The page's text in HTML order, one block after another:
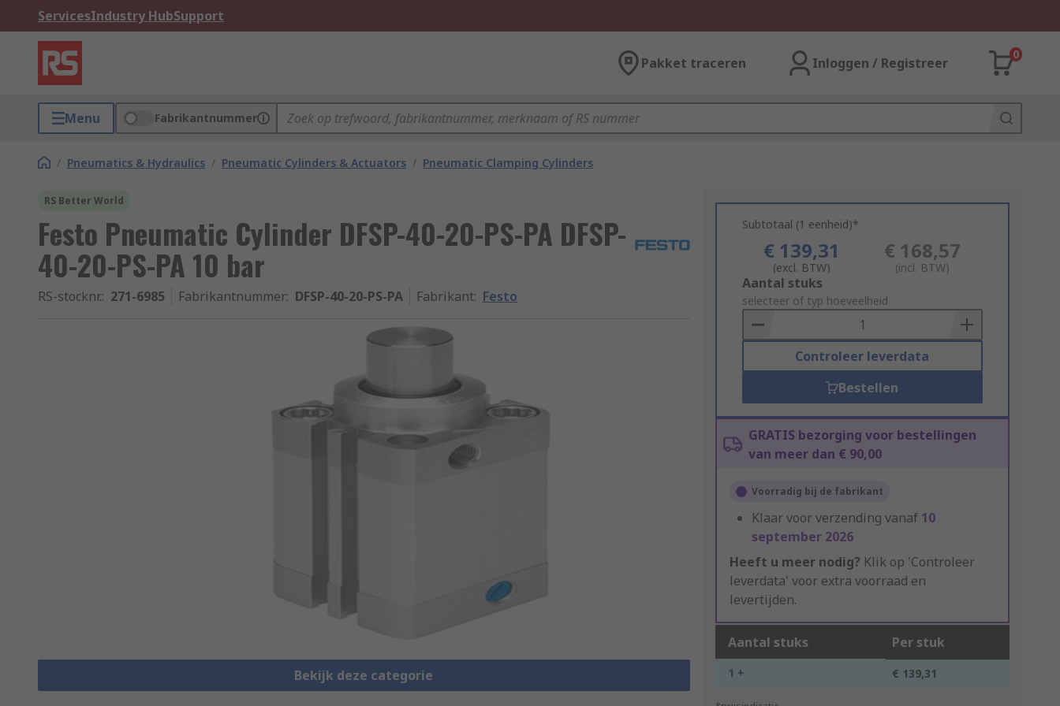
ServicesIndustry HubSupport
Pakket traceren Inloggen / Registreer
0
Menu Fabrikantnummer
/ Pneumatics & Hydraulics / Pneumatic Cylinders & Actuators / Pneumatic Clamping Cylinders
RS Better World
Festo Pneumatic Cylinder DFSP-40-20-PS-PA DFSP-
40-20-PS-PA 10 bar
RS-stocknr.: 271-6985 Fabrikantnummer: DFSP-40-20-PS-PA Fabrikant: Festo
Bekijk deze categorie
Subtotaal (1 eenheid)*
€ 139,31
(excl. BTW)
€ 168,57
(incl. BTW)
Add
to
Basket
Aantal stuks
selecteer of typ hoeveelheid
Controleer leverdata
Bestellen
GRATIS bezorging voor bestellingen
van meer dan € 90,00
Voorradig bij de fabrikant
Klaar voor verzending vanaf 10
september 2026
Heeft u meer nodig? Klik op 'Controleer
leverdata' voor extra voorraad en
levertijden.
Aantal stuks Per stuk
1 + € 139,31